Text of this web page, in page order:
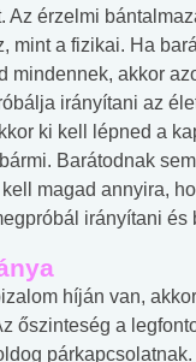
Az érzelmi
mint a fizikai. Ha
mindennek, akkor
irányítani az
ki kell lépned a
Barátodnak
magad annyira,
irányítani és
híján van,
őszinteség a